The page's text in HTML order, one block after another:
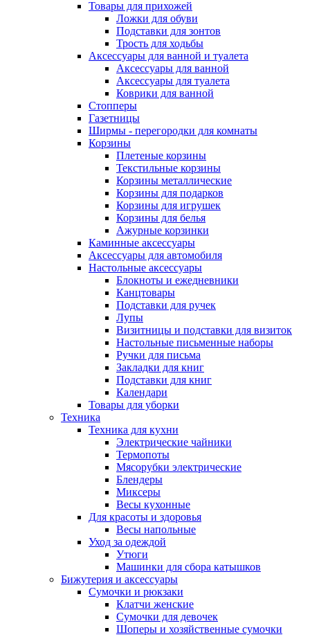
Товары для прихожей
Ложки для обуви
Подставки для зонтов
Трость для ходьбы
Аксессуары для ванной и туалета
Аксессуары для ванной
Аксессуары для туалета
Коврики для ванной
Стопперы
Газетницы
Ширмы - перегородки для комнаты
Корзины
Плетеные корзины
Текстильные корзины
Корзины металлические
Корзины для подарков
Корзины для игрушек
Корзины для белья
Ажурные корзинки
Каминные аксессуары
Аксессуары для автомобиля
Настольные аксессуары
Блокноты и ежедневники
Канцтовары
Подставки для ручек
Лупы
Визитницы и подставки для визиток
Настольные письменные наборы
Ручки для письма
Закладки для книг
Подставки для книг
Календари
Товары для уборки
Техника
Техника для кухни
Электрические чайники
Термопоты
Мясорубки электрические
Блендеры
Миксеры
Весы кухонные
Для красоты и здоровья
Весы напольные
Уход за одеждой
Утюги
Машинки для сбора катышков
Бижутерия и аксессуары
Сумочки и рюкзаки
Клатчи женские
Сумочки для девочек
Шоперы и хозяйственные сумочки